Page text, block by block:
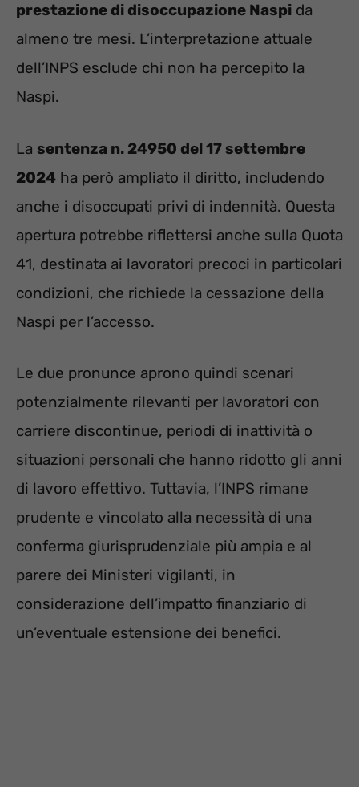
prestazione di disoccupazione Naspi da
almeno tre mesi. L’interpretazione attuale
dell’INPS esclude chi non ha percepito la
Naspi.
La sentenza n. 24950 del 17 settembre
2024 ha però ampliato il diritto, includendo
anche i disoccupati privi di indennità. Questa
apertura potrebbe riflettersi anche sulla Quota
41, destinata ai lavoratori precoci in particolari
condizioni, che richiede la cessazione della
Naspi per l’accesso.
Le due pronunce aprono quindi scenari
potenzialmente rilevanti per lavoratori con
carriere discontinue, periodi di inattività o
situazioni personali che hanno ridotto gli anni
di lavoro effettivo. Tuttavia, l’INPS rimane
prudente e vincolato alla necessità di una
conferma giurisprudenziale più ampia e al
parere dei Ministeri vigilanti, in
considerazione dell’impatto finanziario di
un’eventuale estensione dei benefici.